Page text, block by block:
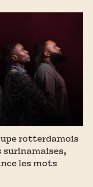
rotterdamois
surinamaises,
les mots